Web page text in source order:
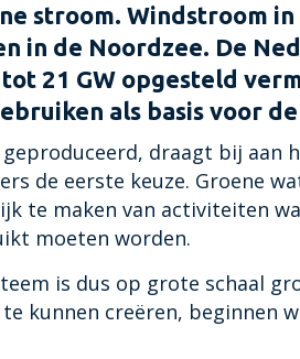
stroom. Windstroom
in de Noordzee. De
21 GW opgesteld
als basis voor
draagt bij aan
de eerste keuze. Groene
te maken van activiteiten
moeten worden.
is dus op grote schaal
kunnen creëren, beginnen